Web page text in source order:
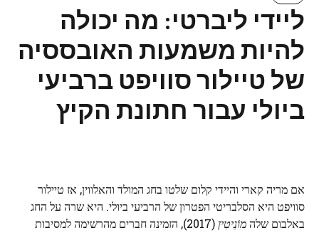
ליידי ליברטי: מה יכולה
להיות משמעות האובססיה
של טיילור סוויפט ברביעי
ביולי עבור חתונת הקיץ
אם מריה קארי והיידי קלום שלטו בחג המולד והאלווין, אז טיילור
סוויפט היא הסלבריטי הפטרון של הרביעי ביולי. היא שרה על החג
באלבום שלהמוֹנֵיטִין
(2017), הזמינה חברים מהרשימה למסיבות